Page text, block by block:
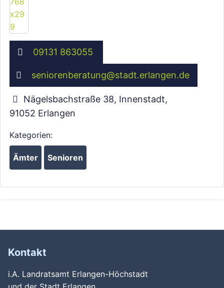
09131 863055
seniorenberatung@stadt.erlangen.de
Nägelsbachstraße 38, Innenstadt,
91052 Erlangen
Kategorien:
Ämter Senioren
Kontakt
i.A. Landratsamt Erlangen-Höchstadt